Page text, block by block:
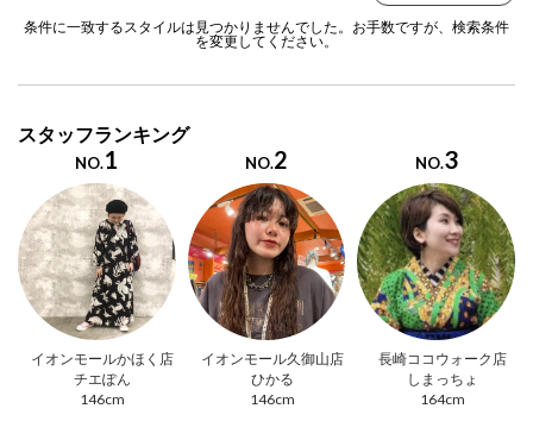
条件に一致するスタイルは見つかりませんでした。お手数ですが、検索条件
を変更してください。
スタッフランキング
NO.1
イオンモールかほく店
チエぽん
146cm
NO.2
イオンモール久御山店
ひかる
146cm
NO.3
長崎ココウォーク店
しまっちょ
164cm